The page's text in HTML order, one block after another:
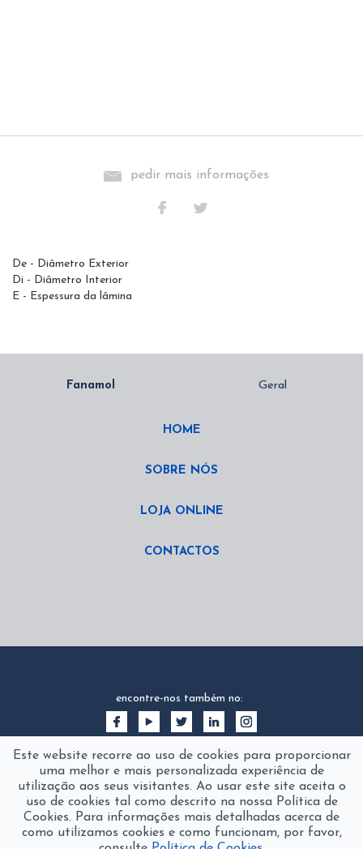
pedir mais informações
De - Diâmetro Exterior
Di - Diâmetro Interior
E - Espessura da lâmina
HOME
SOBRE NÓS
LOJA ONLINE
CONTACTOS
encontre-nos também no:
Este website recorre ao uso de cookies para proporcionar
uma melhor e mais personalizada experiência de
utilização aos seus visitantes. Ao usar este site aceita o
uso de cookies tal como descrito na nossa Política de
Cookies. Para informações mais detalhadas acerca de
como utilizamos cookies e como funcionam, por favor,